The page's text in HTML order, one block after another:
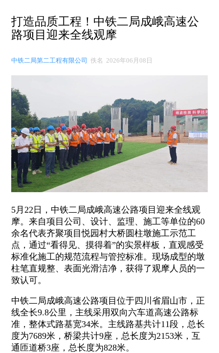
打造品质工程！中铁二局成峨高速公
路项目迎来全线观摩
中铁二局第二工程有限公司 佚名 2026年06月08日
5月22日，中铁二局成峨高速公路项目迎来全线观
摩。来自项目公司、设计、监理、施工等单位的60
余名代表齐聚项目悦园村大桥圆柱墩施工示范工
点，通过“看得见、摸得着”的实景样板，直观感受
标准化施工的规范流程与管控标准。现场成型的墩
柱笔直规整、表面光滑洁净，获得了观摩人员的一
致认可。
中铁二局成峨高速公路项目位于四川省眉山市，正
线全长9.8公里，主线采用双向六车道高速公路标
准，整体式路基宽34米。主线路基共计11段，总长
度为7689米，桥梁共计9座，总长度为2153米，互
通匝道桥3座，总长度为828米。